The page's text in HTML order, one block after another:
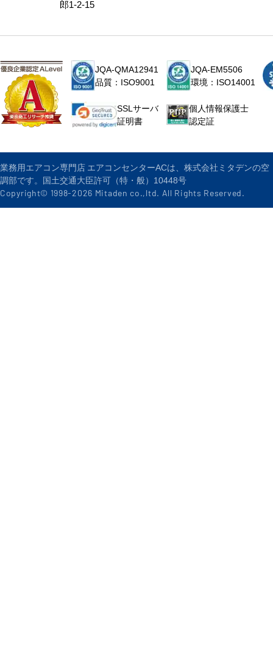
郎1-2-15
JQA-QMA12941
品質：ISO9001
JQA-EM5506
環境：ISO14001
SSLサーバ
証明書
個人情報保護士
認定証
業務用エアコン専門店 エアコンセンターACは、株式会社ミタデンの空
調部です。国土交通大臣許可（特・般）10448号
Copyright© 1998-2026 Mitaden co.,ltd. All Rights Reserved.